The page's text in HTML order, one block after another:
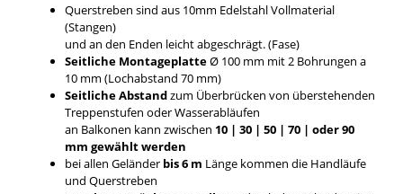
Querstreben sind aus 10mm Edelstahl Vollmaterial
(Stangen)
und an den Enden leicht abgeschrägt. (Fase)
Seitliche MontageplatteØ 100 mm mit 2 Bohrungen a
10 mm (Lochabstand 70 mm)
Seitliche Abstandzum Überbrücken von überstehenden
Treppenstufen oder Wasserabläufen
an Balkonen kann zwischen 10 | 30 | 50 | 70 | oder 90
mm gewählt werden
bei allen Geländer bis 6 m Länge kommen die Handläufe
und Querstreben